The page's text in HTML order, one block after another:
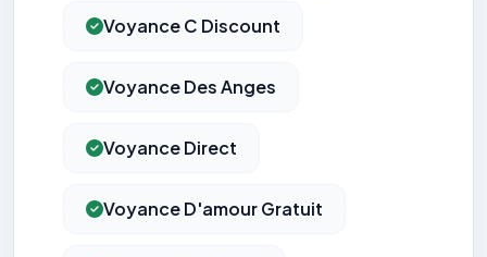
Voyance C Discount
Voyance Des Anges
Voyance Direct
Voyance D'amour Gratuit